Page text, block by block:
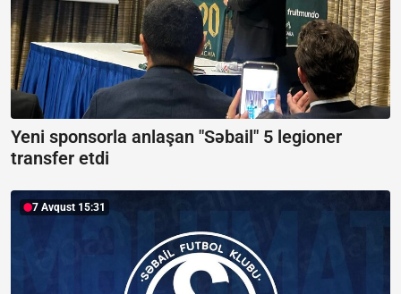
Yeni sponsorla anlaşan "Səbail" 5 legioner
transfer etdi
7 Avqust 15:31